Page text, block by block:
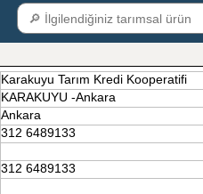
Karakuyu Tarım Kredi Kooperatifi
KARAKUYU -Ankara
Ankara
312 6489133
312 6489133